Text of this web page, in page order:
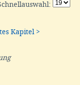
Kapitel >